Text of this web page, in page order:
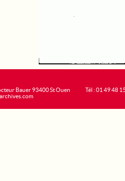
Bauer 93400 St Ouen
Tél : 01 49 48